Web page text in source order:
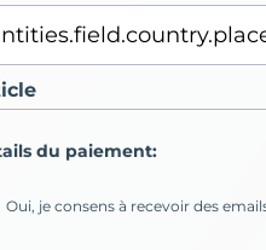
du paiement:
Oui, je consens à recevoir des